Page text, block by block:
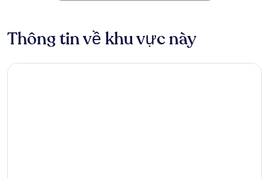
Thông tin về khu vực này